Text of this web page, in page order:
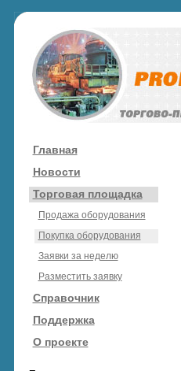
Главная
Новости
Торговая площадка
Продажа оборудования
Покупка оборудования
Заявки за неделю
Разместить заявку
Справочник
Поддержка
О проекте